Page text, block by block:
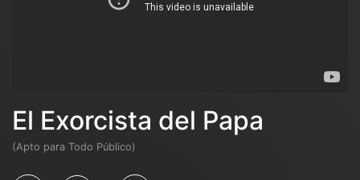
El Exorcista del Papa
(Apto para Todo Público)